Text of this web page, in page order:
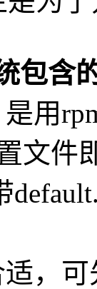
包含
用
文件
，